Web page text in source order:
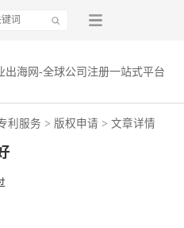
出海网-全球公司注册一站式平台
利服务 > 版权申请 > 文章详情